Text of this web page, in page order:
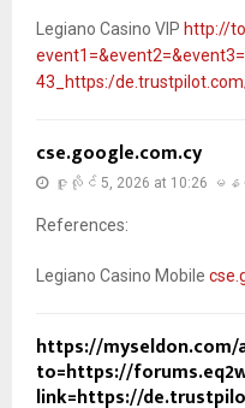
Legiano Casino VIP http://
43_https:/
cse.google.com.cy
ဇူလိုင် 5, 2026 at 10:26 မ
References:
Legiano Casino Mobile
https://myseldon.com/
to=https://
link=https://